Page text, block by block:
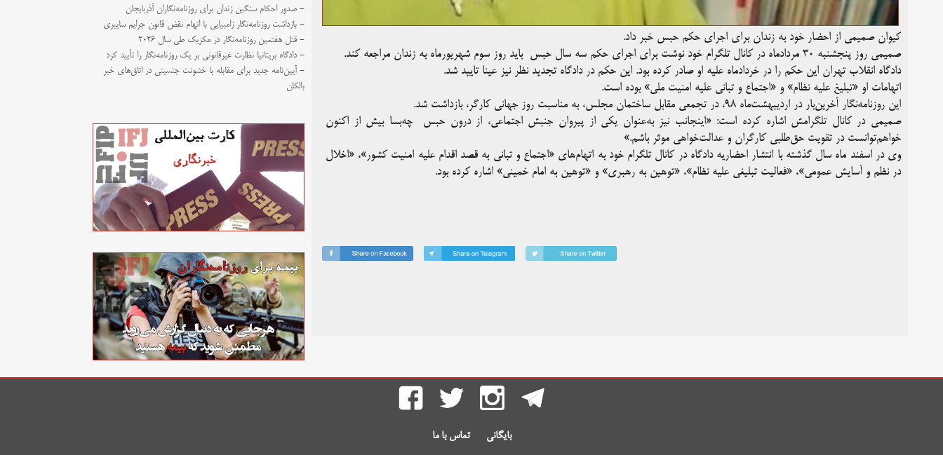
کیوان صمیمی از احضار خود به زندان برای اجرای حکم حبس خبر داد.
صمیمی روز پنجشنبه ۳۰ مردادماه در کانال تلگرام خود نوشت برای اجرای حکم سه سال حبس باید روز سوم شهریورماه به زندان مراجعه کند.
دادگاه انقلاب تهران این حکم را در خردادماه علیه او صادر کرده بود. این حکم در دادگاه تجدید نظر نیز عینا تایید شد.
اتهامات او «تبلیغ علیه نظام» و «اجتماع و تبانی علیه امنیت ملی» بوده است.
این روزنامه‌نگار آخرین‌بار در اردیبهشت‌ماه ۹۸، در تجمعی مقابل ساختمان مجلس، به مناسبت روز جهانی کارگر، بازداشت شد.
صمیمی در کانال تلگرامش اشاره کرده است: «اینجانب نیز به‌عنوان یکی از پیروان جنبش اجتماعی، از درون حبس چه‌بسا بیش از اکنون
خواهم‌توانست در تقویت حق‌طلبی‌ کارگران و عدالت‌خواهی موثر باشم.»
وی در اسفند ماه سال گذشته با انتشار احضاریه دادگاه در کانال تلگرام خود به اتهام‌های «اجتماع و تبانی به قصد اقدام علیه امنیت کشور»، «اخلال
در نظم و آسایش عمومی»، «فعالیت تبلیغی علیه نظام»، «توهین به رهبری» و «توهین به امام خمینی» اشاره کرده بود.
- صدور احکام سنگین زندان برای روزنامه‌نگاران آذربایجان
- بازداشت روزنامه‌نگار زامبیایی با اتهام نقض قانون جرایم سایبری
- قتل هفتمین روزنامه‌نگار در مکزیک طی سال ۲۰۲۶
- دادگاه بریتانیا نظارت غیرقانونی بر یک روزنامه‌نگار را تأیید کرد
- آیین‌نامه جدید برای مقابله با خشونت جنسیتی در اتاق‌های خبر
بالکان
بایگانی تماس با ما